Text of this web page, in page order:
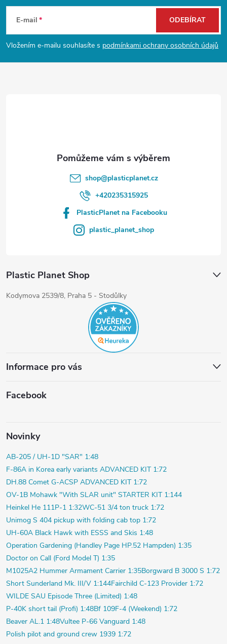
i
s
p
a
E-mail
Vložením e-mailu souhlasíte s podmínkami ochrany osobních údajů
ODEBÍRAT
shop@plasticplanet.cz
+420235315925
PlasticPlanet na Facebooku
plastic_planet_shop
Plastic Planet Shop
Kodymova 2539/8, Praha 5 - Stodůlky
Informace pro vás
Facebook
Novinky
AB-205 / UH-1D "SAR" 1:48
F-86A in Korea early variants ADVANCED KIT 1:72
DH.88 Comet G-ACSP ADVANCED KIT 1:72
OV-1B Mohawk "With SLAR unit" STARTER KIT 1:144
Heinkel He 111P-1 1:32WC-51 3/4 ton truck 1:72
Unimog S 404 pickup with folding cab top 1:72
UH-60A Black Hawk with ESSS and Skis 1:48
Operation Gardening (Handley Page HP.52 Hampden) 1:35
Doctor on Call (Ford Model T) 1:35
M1025A2 Hummer Armament Carrier 1:35Borgward B 3000 S 1:72
Short Sunderland Mk. III/V 1:144Fairchild C-123 Provider 1:72
WILDE SAU Episode Three (Limited) 1:48
P-40K short tail (Profi) 1:48Bf 109F-4 (Weekend) 1:72
Beaver AL.1 1:48Vultee P-66 Vanguard 1:48
Polish pilot and ground crew 1939 1:72